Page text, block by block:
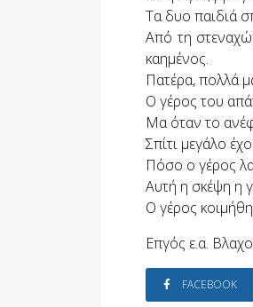
Τα δυο παιδιά
Από τη
καημένος.
Πατέρα, πολλά
Ο γέρος του
Μα όταν το
Σπίτι μεγάλο
Πόσο ο γέρος
Αυτή η σκέψη η
Ο γέρος
Επγός ε.α.
FACEBOOK